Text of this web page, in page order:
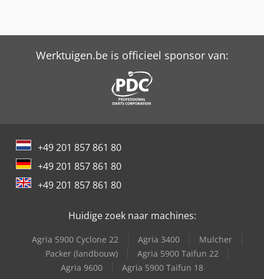
Werktuigen.be is officieel sponsor van:
+49 201 857 861 80
+49 201 857 861 80
+49 201 857 861 80
Huidige zoek naar machines:
Agria 5900 Cyclone 22 Agria 3400
Mulcher
Packer (landbouw)
Agria 5900 Taifun 22
Agria 9600
Agria 5900 Taifun 18